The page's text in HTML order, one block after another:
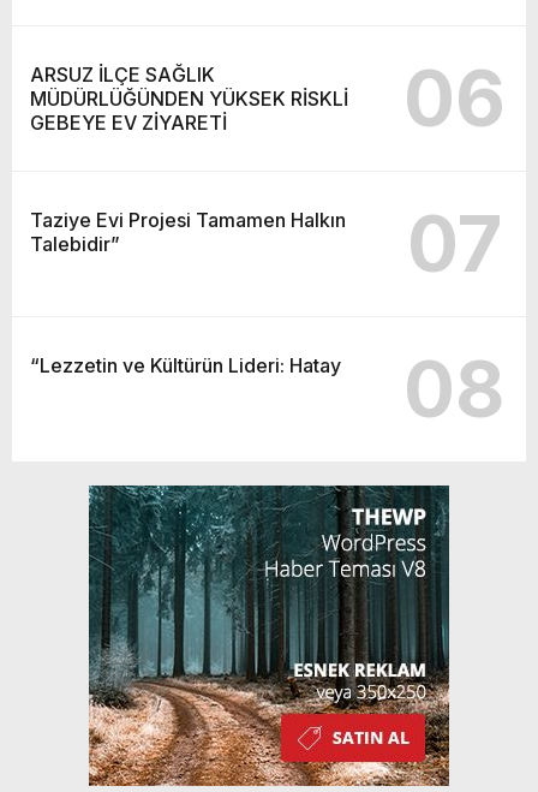
ARSUZ İLÇE SAĞLIK
MÜDÜRLÜĞÜNDEN YÜKSEK RİSKLİ
GEBEYE EV ZİYARETİ
06
Taziye Evi Projesi Tamamen Halkın
Talebidir”
07
“Lezzetin ve Kültürün Lideri: Hatay 08